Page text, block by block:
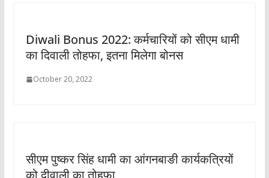
Diwali Bonus 2022: कर्मचारियों को सीएम धामी
का दिवाली तोहफा, इतना मिलेगा बोनस
October 20, 2022
सीएम पुष्कर सिंह धामी का आंगनबाङी कार्यकत्रियों